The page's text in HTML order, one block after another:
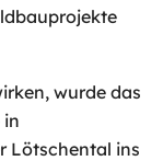
wurde das
in
Lötschental ins